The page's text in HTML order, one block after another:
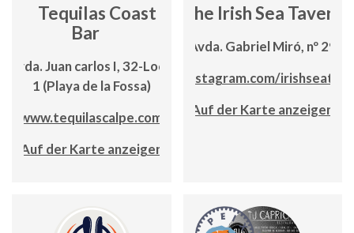
Tequilas Coast
Bar
Avda. Juan carlos I, 32-Local
1 (Playa de la Fossa)
www.tequilascalpe.com
Auf der Karte anzeigen
The Irish Sea Tavern
Avda. Gabriel Miró, nº 29
www.instagram.com/
Auf der Karte anzeigen